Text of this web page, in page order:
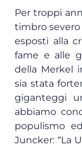
Per troppi
timbro severo
esposti alla
fame e alle
della Merkel
sia stata
giganteggi
abbiamo
populismo
Juncker: “La